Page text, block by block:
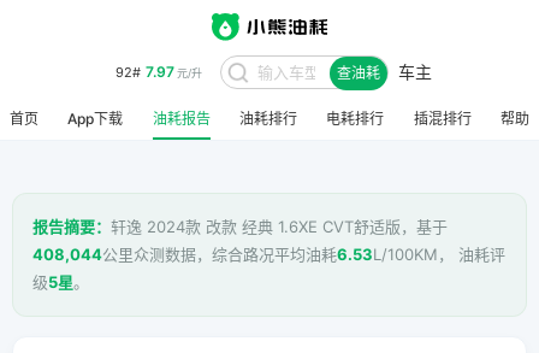
92# 7.97元/升 查油耗 车主
首页 App下载 油耗报告 油耗排行 电耗排行 插混排行 帮助
报告摘要： 轩逸 2024款 改款 经典 1.6XE CVT舒适版，基于
408,044公里众测数据，综合路况平均油耗6.53L/100KM， 油耗评
级5星。